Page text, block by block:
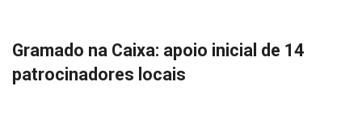
Gramado na Caixa: apoio inicial de 14
patrocinadores locais